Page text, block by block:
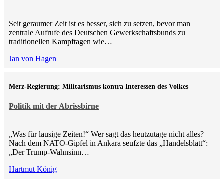
Seit geraumer Zeit ist es besser, sich zu setzen, bevor man
zentrale Aufrufe des Deutschen Gewerkschaftsbunds zu
traditionellen Kampftagen wie…
Jan von Hagen
Politik mit der Abrissbirne
Merz-Regierung: Militarismus kontra Inte­ressen des Volkes
„Was für lausige Zeiten!“ Wer sagt das heutzutage nicht alles?
Nach dem NATO-Gipfel in Ankara seufzte das „Handelsblatt“:
„Der Trump-Wahnsinn…
Hartmut König